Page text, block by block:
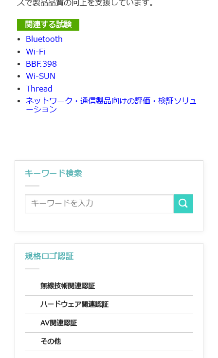
スで製品品質の向上を支援しています。
関連する試験
Bluetooth
Wi-Fi
BBF.398
Wi-SUN
Thread
ネットワーク・通信製品向けの評価・検証ソリュ
ーション
キーワード検索
規格ロゴ認証
無線技術関連認証
ハードウェア関連認証
AV関連認証
その他